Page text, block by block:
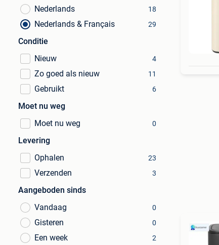
Nederlands 18
Nederlands & Français 29
Conditie
Nieuw
4
Zo goed als nieuw 11
Gebruikt 6
Moet nu weg
Moet nu weg
0
Levering
Ophalen
23
Verzenden 3
Aangeboden sinds
Vandaag
0
Gisteren 0
Een week 2